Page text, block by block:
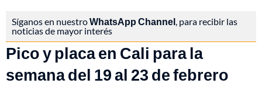
Síganos en nuestroWhatsApp Channel, para recibir las
noticias de mayor interés
Pico y placa en Cali para la
semana del 19 al 23 de febrero